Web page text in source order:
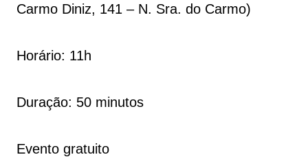
Carmo Diniz, 141 – N. Sra. do Carmo)
Horário: 11h
Duração: 50 minutos
Evento gratuito